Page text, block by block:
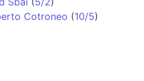
Cotroneo (10/5)